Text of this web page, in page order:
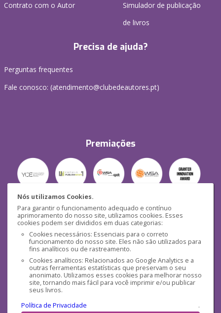
Nós utilizamos Cookies.
Para garantir o funcionamento adequado e contínuo
aprimoramento do nosso site, utilizamos cookies. Esses
cookies podem ser divididos em duas categorias:
Cookies necessários: Essenciais para o correto
funcionamento do nosso site. Eles não são utilizados para
fins analíticos ou de rastreamento.
Cookies analíticos: Relacionados ao Google Analytics e a
outras ferramentas estatísticas que preservam o seu
anonimato. Utilizamos esses cookies para melhorar nosso
site, tornando mais fácil para você imprimir e/ou publicar
seus livros.
Política de Privacidade
.
Contrato com o Autor
Simulador de publicação
de livros
Precisa de ajuda?
Perguntas frequentes
Fale conosco: (atendimento@clubedeautores.pt)
Premiações
Segurança
Mídias Sociais